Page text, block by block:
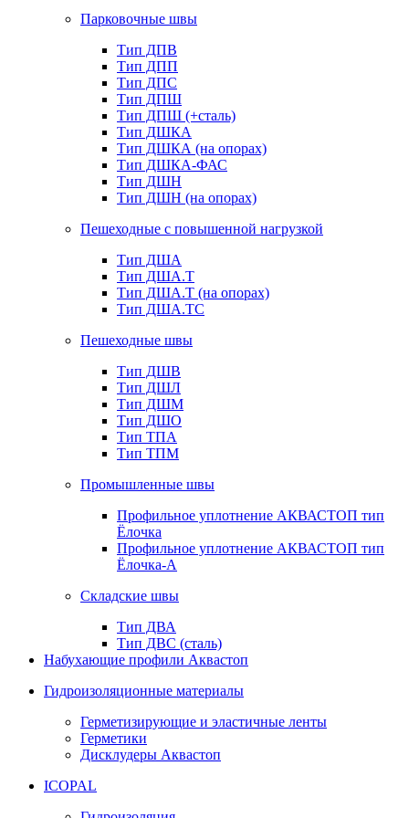
Парковочные швы
Тип ДПВ
Тип ДПП
Тип ДПС
Тип ДПШ
Тип ДПШ (+сталь)
Тип ДШКА
Тип ДШКА (на опорах)
Тип ДШКА-ФАС
Тип ДШН
Тип ДШН (на опорах)
Пешеходные с повышенной нагрузкой
Тип ДША
Тип ДША.Т
Тип ДША.Т (на опорах)
Тип ДША.ТС
Пешеходные швы
Тип ДШВ
Тип ДШЛ
Тип ДШМ
Тип ДШО
Тип ТПА
Тип ТПМ
Промышленные швы
Профильное уплотнение АКВАСТОП тип
Ёлочка
Профильное уплотнение АКВАСТОП тип
Ёлочка-А
Складские швы
Тип ДВА
Тип ДВС (сталь)
Набухающие профили Аквастоп
Гидроизоляционные материалы
Герметизирующие и эластичные ленты
Герметики
Дисклудеры Аквастоп
ICOPAL